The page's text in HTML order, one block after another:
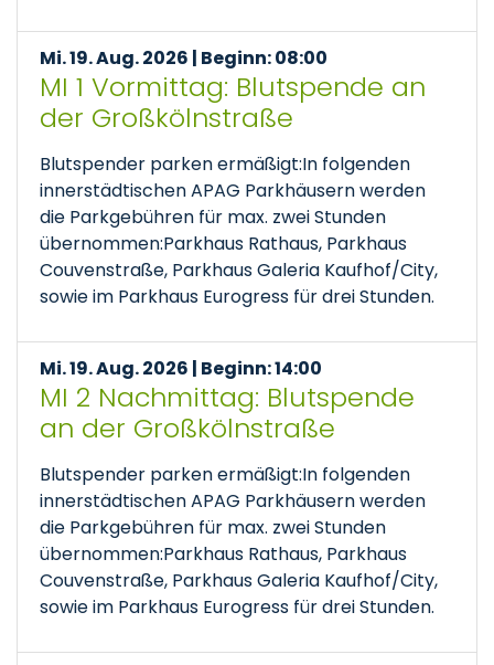
Mi. 19. Aug. 2026 | Beginn: 08:00
MI 1 Vormittag: Blutspende an
der Großkölnstraße
Blutspender parken ermäßigt:In folgenden
innerstädtischen APAG Parkhäusern werden
die Parkgebühren für max. zwei Stunden
übernommen:Parkhaus Rathaus, Parkhaus
Couvenstraße, Parkhaus Galeria Kaufhof/City,
sowie im Parkhaus Eurogress für drei Stunden.
Mi. 19. Aug. 2026 | Beginn: 14:00
MI 2 Nachmittag: Blutspende
an der Großkölnstraße
Blutspender parken ermäßigt:In folgenden
innerstädtischen APAG Parkhäusern werden
die Parkgebühren für max. zwei Stunden
übernommen:Parkhaus Rathaus, Parkhaus
Couvenstraße, Parkhaus Galeria Kaufhof/City,
sowie im Parkhaus Eurogress für drei Stunden.